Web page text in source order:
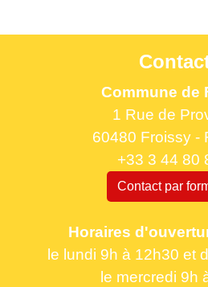
Commune de
1 Rue de
60480 Froissy -
+33 3 44 80
Contact par
Horaires
le lundi 9h à 12h30 et
le mercredi 9h